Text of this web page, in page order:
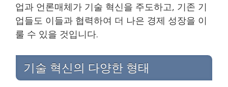
업과 언론매체가 기술 혁신을 주도하고, 기존 기
업들도 이들과 협력하여 더 나은 경제 성장을 이
룰 수 있을 것입니다.
기술 혁신의 다양한 형태